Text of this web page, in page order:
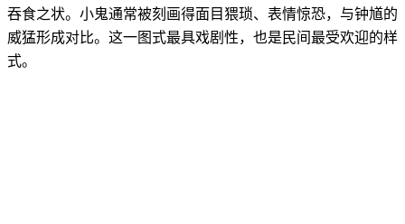
吞食之状。小鬼通常被刻画得面目猥琐、表情惊恐，与钟馗的
威猛形成对比。这一图式最具戏剧性，也是民间最受欢迎的样
式。